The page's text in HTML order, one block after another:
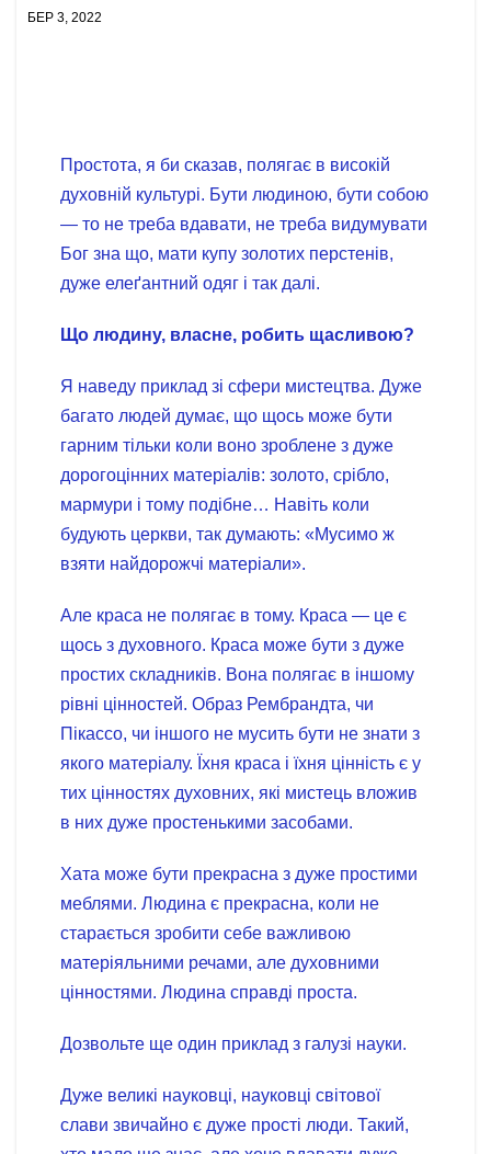
БЕР 3, 2022
Простота, я би сказав, полягає в високій
духовній культурі. Бути людиною, бути собою
— то не треба вдавати, не треба видумувати
Бог зна що, мати купу золотих перстенів,
дуже елеґантний одяг і так далі.
Що людину, власне, робить щасливою?
Я наведу приклад зі сфери мистецтва. Дуже
багато людей думає, що щось може бути
гарним тільки коли воно зроблене з дуже
дорогоцінних матеріалів: золото, срібло,
мармури і тому подібне… Навіть коли
будують церкви, так думають: «Мусимо ж
взяти найдорожчі матеріали».
Але краса не полягає в тому. Краса — це є
щось з духовного. Краса може бути з дуже
простих складників. Вона полягає в іншому
рівні цінностей. Образ Рембрандта, чи
Пікассо, чи іншого не мусить бути не знати з
якого матеріалу. Їхня краса і їхня цінність є у
тих цінностях духовних, які мистець вложив
в них дуже простенькими засобами.
Хата може бути прекрасна з дуже простими
меблями. Людина є прекрасна, коли не
старається зробити себе важливою
матеріяльними речами, але духовними
цінностями. Людина справді проста.
Дозвольте ще один приклад з галузі науки.
Дуже великі науковці, науковці світової
слави звичайно є дуже прості люди. Такий,